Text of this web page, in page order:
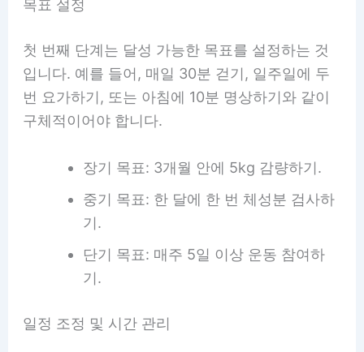
목표 설정
첫 번째 단계는 달성 가능한 목표를 설정하는 것
입니다. 예를 들어, 매일 30분 걷기, 일주일에 두
번 요가하기, 또는 아침에 10분 명상하기와 같이
구체적이어야 합니다.
장기 목표: 3개월 안에 5kg 감량하기.
중기 목표: 한 달에 한 번 체성분 검사하
기.
단기 목표: 매주 5일 이상 운동 참여하
기.
일정 조정 및 시간 관리